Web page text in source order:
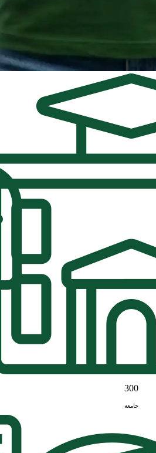
300
جامعة